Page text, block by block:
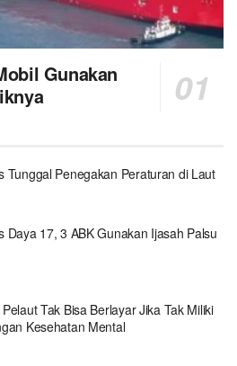
Gunakan
Tunggal Penegakan Peraturan di Laut
Daya 17, 3 ABK Gunakan Ijasah Palsu
Tak Bisa Berlayar Jika Tak Miliki
Kesehatan Mental